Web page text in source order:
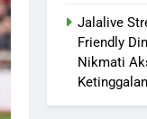
Jalalive
Friendly
Nikmati